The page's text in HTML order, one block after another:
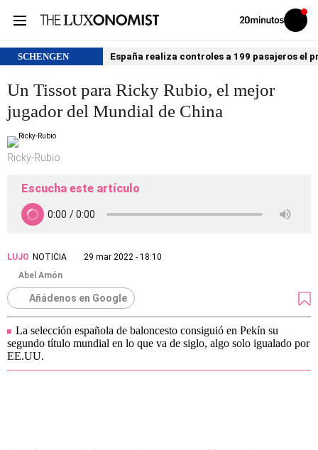
Volver
Iniciar
sesión
SCHENGEN España realiza controles a 199 pasajeros el
Un Tissot para Ricky Rubio, el mejor
jugador del Mundial de China
Ricky-Rubio
Escucha este artículo
LUJO NOTICIA
29 mar 2022 - 18:10
Abel Amón
Añádenos en Google
La selección española de baloncesto consiguió en Pekín su
segundo título mundial en lo que va de siglo, algo solo igualado por
EE.UU.